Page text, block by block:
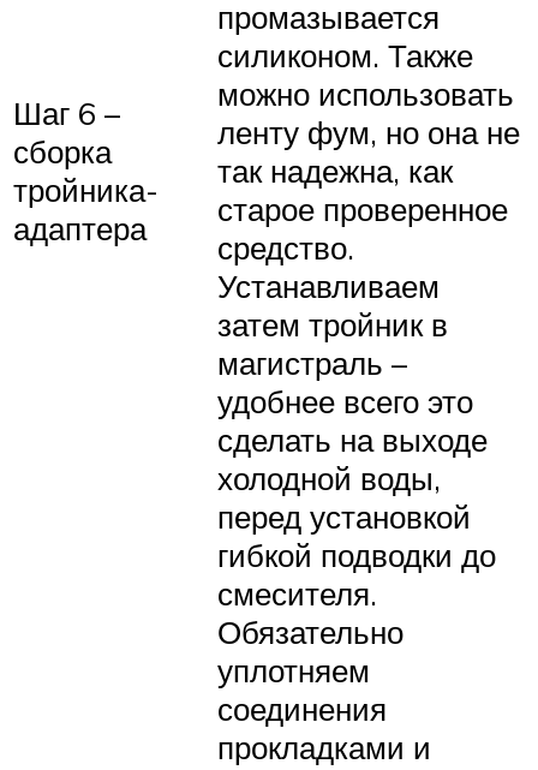
Шаг 6 –
сборка
тройника-
адаптера
промазывается
силиконом. Также
можно использовать
ленту фум, но она не
так надежна, как
старое проверенное
средство.
Устанавливаем
затем тройник в
магистраль –
удобнее всего это
сделать на выходе
холодной воды,
перед установкой
гибкой подводки до
смесителя.
Обязательно
уплотняем
соединения
прокладками и